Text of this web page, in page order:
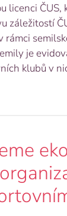
licenci
záležitostí
rámci
je
klubů v